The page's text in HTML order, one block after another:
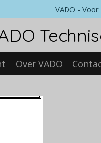
VADO - Voor
Over VADO